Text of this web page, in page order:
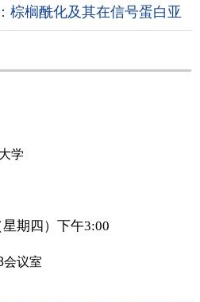
棕榈酰化及其在信号蛋白亚
学
星期四 ）下午3:00
会议室